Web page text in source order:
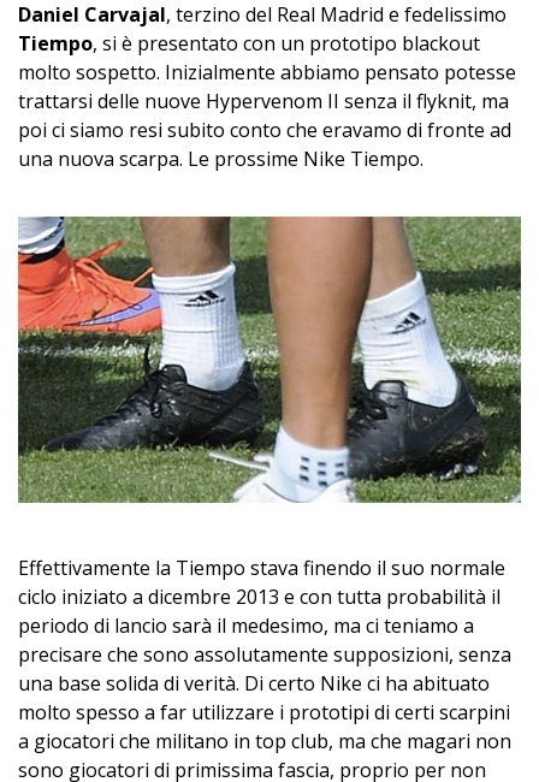
Daniel Carvajal, terzino del Real Madrid e fedelissimo
Tiempo, si è presentato con un prototipo blackout
molto sospetto. Inizialmente abbiamo pensato potesse
trattarsi delle nuove Hypervenom II senza il flyknit, ma
poi ci siamo resi subito conto che eravamo di fronte ad
una nuova scarpa. Le prossime Nike Tiempo.
Effettivamente la Tiempo stava finendo il suo normale
ciclo iniziato a dicembre 2013 e con tutta probabilità il
periodo di lancio sarà il medesimo, ma ci teniamo a
precisare che sono assolutamente supposizioni, senza
una base solida di verità. Di certo Nike ci ha abituato
molto spesso a far utilizzare i prototipi di certi scarpini
a giocatori che militano in top club, ma che magari non
sono giocatori di primissima fascia, proprio per non